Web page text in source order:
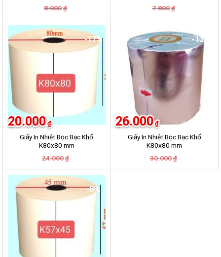
8.000 ₫
là:
8.000₫.
tại
là:
7.000₫.
7.800 ₫
là:
tại
6.500₫.
-17%
Giấy In Nhiệt Bọc Bạc Khổ
K80x80 mm
24.000 ₫
là:
24.000₫.
20.000 ₫
tại
là:
20.000₫.
-13%
Giấy In Nhiệt Bọc Bạc Khổ
K80x80 mm
30.000 ₫
là:
26.000 ₫
tại
-8%